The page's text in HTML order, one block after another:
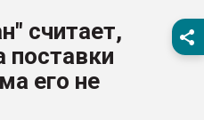
Продам отходы
поликарбоната и АБС-
Armaloy PC/ABS-1IM
26.07.2022 "Сибирский
считает,
поставки
его не